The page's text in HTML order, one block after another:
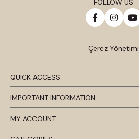
QUICK ACCESS
IMPORTANT INFORMATION
MY ACCOUNT
FOLLOW US
Çerez Yönetimi